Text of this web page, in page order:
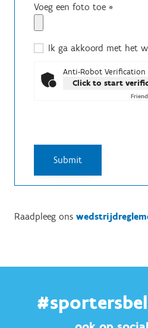
Voeg een foto toe *
Ik ga akkoord met het
Anti-Robot Verification
Click to start
Raadpleeg ons